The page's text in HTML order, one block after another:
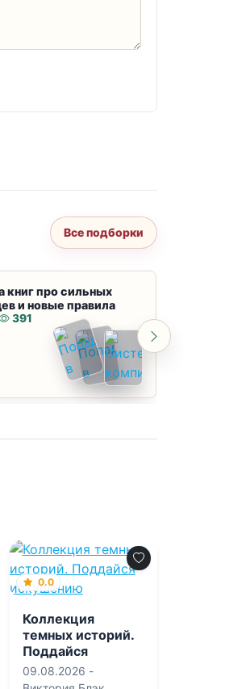
Все подборки
книг про сильных
и новые правила
391
0.0
Коллекция
темных историй.
Поддайся
искушению
09.08.2026 -